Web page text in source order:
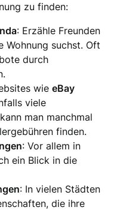
zu finden:
: Erzähle Freunden
Wohnung suchst. Oft
durch
wieeBay
viele
man manchmal
finden.
: Vor allem in
ein Blick in die
: In vielen Städten
die ihre